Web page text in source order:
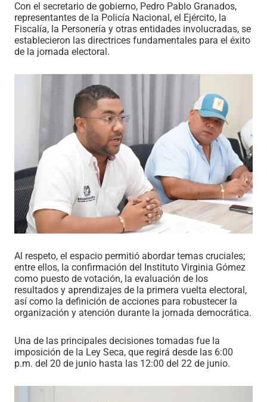
Con el secretario de gobierno, Pedro Pablo Granados,
representantes de la Policía Nacional, el Ejército, la
Fiscalía, la Personería y otras entidades involucradas, se
establecieron las directrices fundamentales para el éxito
de la jornada electoral.
Al respeto, el espacio permitió abordar temas cruciales;
entre ellos, la confirmación del Instituto Virginia Gómez
como puesto de votación, la evaluación de los
resultados y aprendizajes de la primera vuelta electoral,
así como la definición de acciones para robustecer la
organización y atención durante la jornada democrática.
Una de las principales decisiones tomadas fue la
imposición de la Ley Seca, que regirá desde las 6:00
p.m. del 20 de junio hasta las 12:00 del 22 de junio.